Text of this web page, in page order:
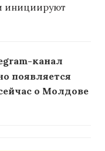
инициируют
канал
появляется
о Молдове